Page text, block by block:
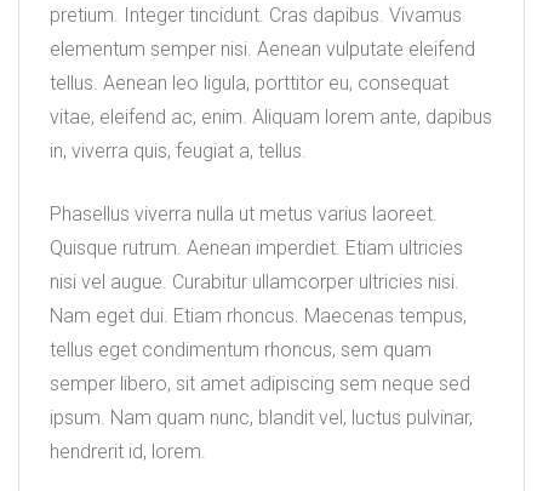
pretium. Integer tincidunt. Cras dapibus. Vivamus
elementum semper nisi. Aenean vulputate eleifend
tellus. Aenean leo ligula, porttitor eu, consequat
vitae, eleifend ac, enim. Aliquam lorem ante, dapibus
in, viverra quis, feugiat a, tellus.
Phasellus viverra nulla ut metus varius laoreet.
Quisque rutrum. Aenean imperdiet. Etiam ultricies
nisi vel augue. Curabitur ullamcorper ultricies nisi.
Nam eget dui. Etiam rhoncus. Maecenas tempus,
tellus eget condimentum rhoncus, sem quam
semper libero, sit amet adipiscing sem neque sed
ipsum. Nam quam nunc, blandit vel, luctus pulvinar,
hendrerit id, lorem.